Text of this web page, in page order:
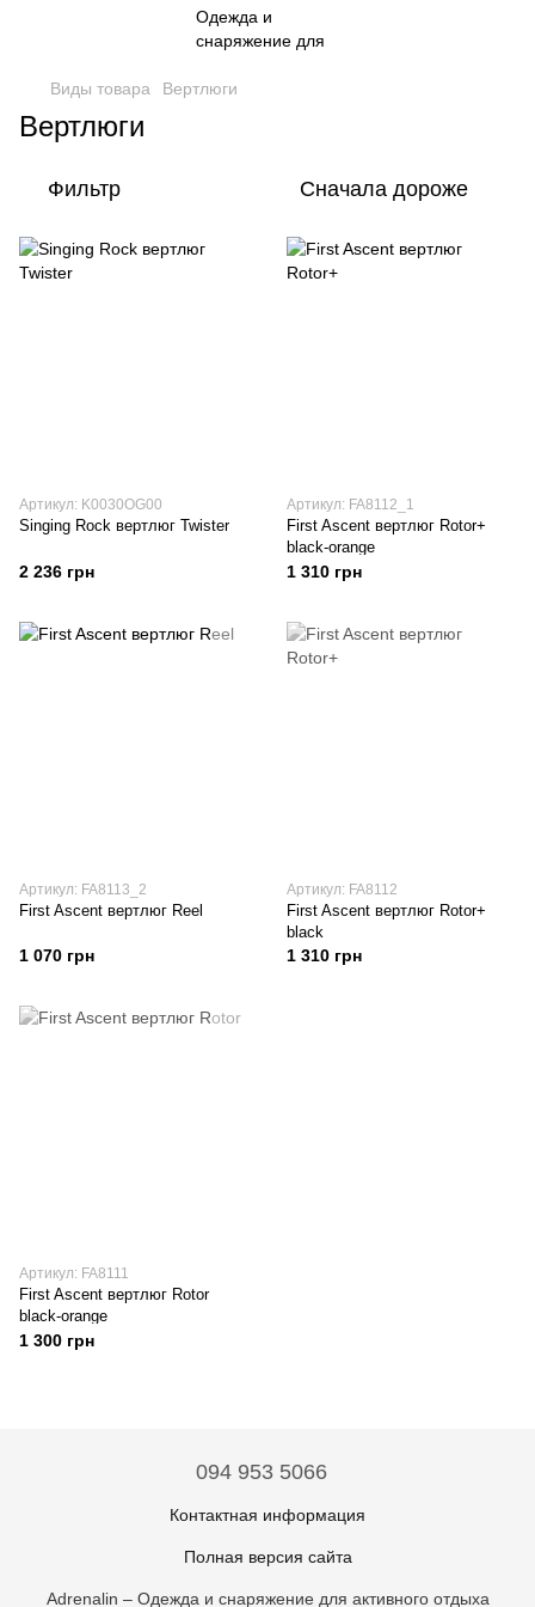
Виды товара Вертлюги
Вертлюги
Фильтр Сначала дороже
Артикул: K0030OG00
Singing Rock вертлюг Twister
2 236 грн
Артикул: FA8112_1
First Ascent вертлюг Rotor+
black-orange
1 310 грн
Артикул: FA8113_2
First Ascent вертлюг Reel
1 070 грн
Артикул: FA8112
First Ascent вертлюг Rotor+
black
1 310 грн
Артикул: FA8111
First Ascent вертлюг Rotor
black-orange
1 300 грн
094 953 5066
Контактная информация
Полная версия сайта
Adrenalin – Одежда и снаряжение для активного отдыха